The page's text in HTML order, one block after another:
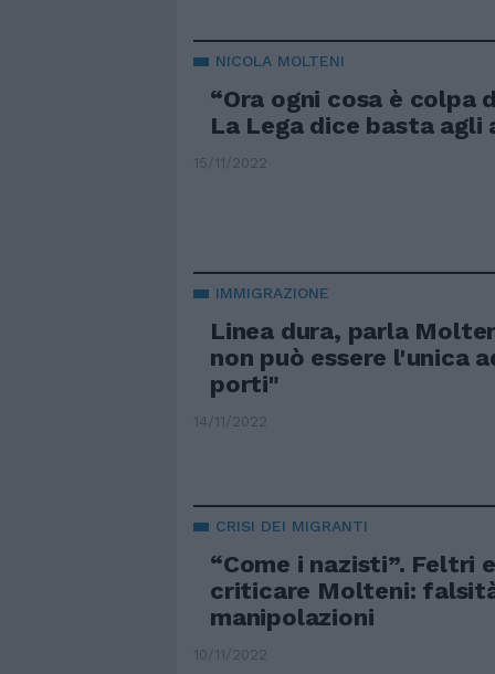
NICOLA MOLTENI
“Ora ogni cosa è colpa
La Lega dice basta agli
15/11/2022
IMMIGRAZIONE
Linea dura, parla
non può essere l'unica
porti"
14/11/2022
CRISI DEI MIGRANTI
“Come i nazisti”. Feltri
criticare Molteni:
manipolazioni
10/11/2022